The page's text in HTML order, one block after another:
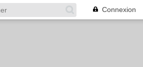
Connexion